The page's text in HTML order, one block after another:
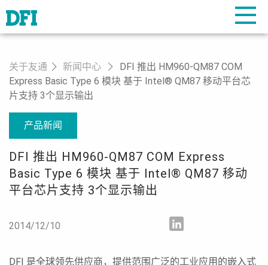
关于友通 新闻中心
DFI 推出 HM960-QM87 COM
Express Basic Type 6 模块 基于 Intel® QM87 移动平台芯
片支持 3个显示输出
产品新闻
DFI 推出 HM960-QM87 COM Express
Basic Type 6 模块 基于 Intel® QM87 移动
平台芯片支持 3个显示输出
2014/12/10
DFI 是全球领先供应商，提供范围广泛的工业应用的嵌入式